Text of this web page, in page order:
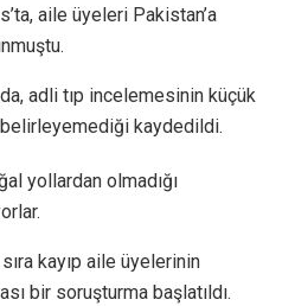
aile üyeleri Pakistan’a
adli tıp incelemesinin küçük
belirleyemediği kaydedildi.
yollardan olmadığı
kayıp aile üyelerinin
bir soruşturma başlatıldı.